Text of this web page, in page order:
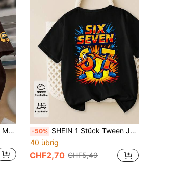
Jungen Cartoon Spielthema Muster Rundhals Kurzarm T-Shirt, geeignet für Sommer Alltagskleidung und Schulaktivitäten
-50% SHEIN 1 Stück Tween Jungen Lässige Mode Kreative Erfrischende Hochwertige Minimalistische Numerische 67 Cartoon Charakter Slogan Grafik Bedrucktes Bequemes Basis Kurzarm T-Shirt, Geeignet für Frühling, Sommer, Herbst
40 übrig
CHF2,70 CHF5,49